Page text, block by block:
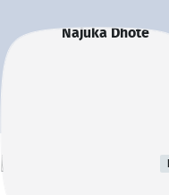
Najuka Dhote